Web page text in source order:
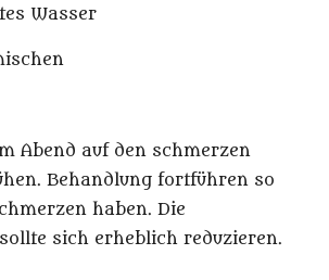
Wasser
Abend auf den schmerzen
Behandlung fortführen so
haben. Die
sich erheblich reduzieren.